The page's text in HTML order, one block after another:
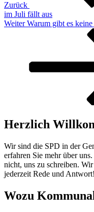
Zurück
im Juli fällt aus
Nächster
Weiter Warum gibt es
Herzlich
Wir sind die SPD in der
erfahren Sie mehr über
nicht, uns zu schreiben.
jederzeit Rede und Antwort!
Wozu